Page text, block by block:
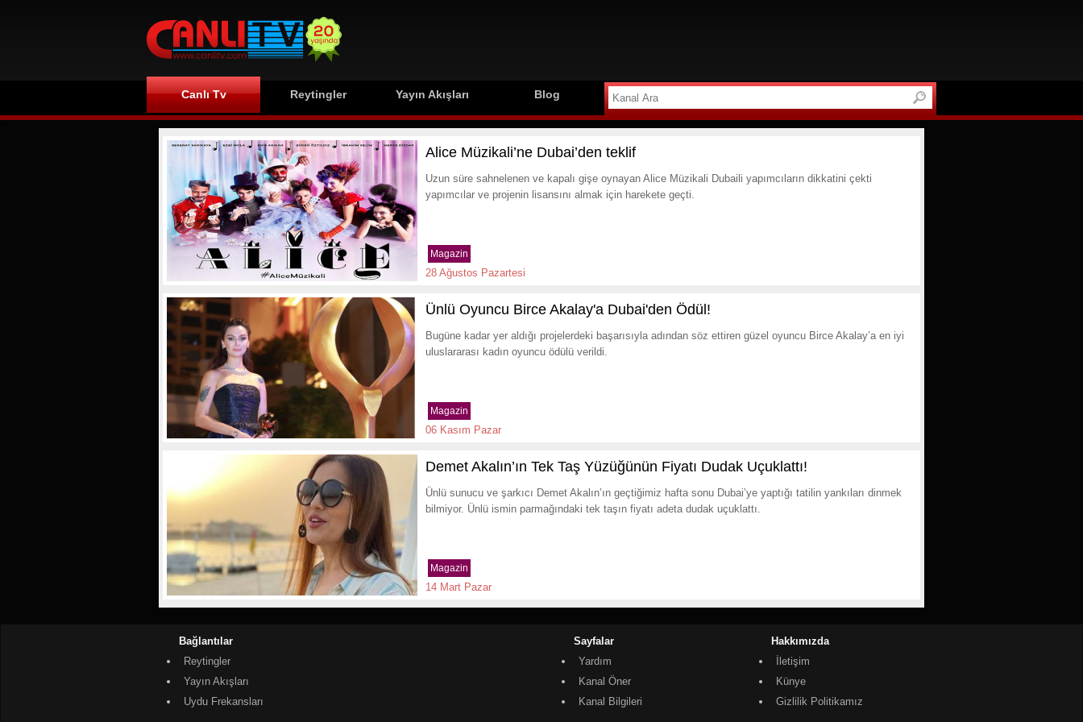
Canlı Tv Reytingler Yayın Akışları Blog
Alice Müzikali’ne Dubai’den teklif
Uzun süre sahnelenen ve kapalı gişe oynayan Alice Müzikali Dubaili yapımcıların dikkatini çekti
yapımcılar ve projenin lisansını almak için harekete geçti.
Magazin
28 Ağustos Pazartesi
Ünlü Oyuncu Birce Akalay'a Dubai'den Ödül!
Bugüne kadar yer aldığı projelerdeki başarısıyla adından söz ettiren güzel oyuncu Birce Akalay’a en iyi
uluslararası kadın oyuncu ödülü verildi.
Magazin
06 Kasım Pazar
Demet Akalın’ın Tek Taş Yüzüğünün Fiyatı Dudak Uçuklattı!
Ünlü sunucu ve şarkıcı Demet Akalın’ın geçtiğimiz hafta sonu Dubai’ye yaptığı tatilin yankıları dinmek
bilmiyor. Ünlü ismin parmağındaki tek taşın fiyatı adeta dudak uçuklattı.
Magazin
14 Mart Pazar
Bağlantılar
Reytingler
Yayın Akışları
Uydu Frekansları
Sayfalar
Yardım
Kanal Öner
Kanal Bilgileri
Hakkımızda
İletişim
Künye
Gizlilik Politikamız